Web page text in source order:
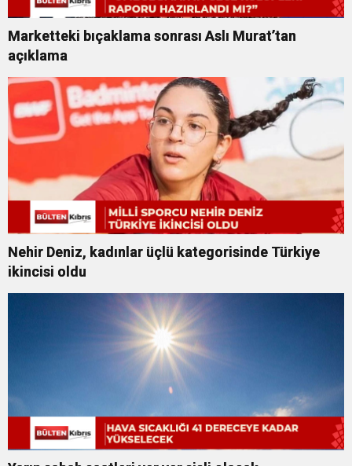
Marketteki bıçaklama sonrası Aslı Murat’tan
açıklama
Nehir Deniz, kadınlar üçlü kategorisinde Türkiye
ikincisi oldu